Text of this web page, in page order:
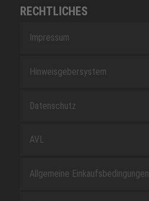
RECHTLICHES
Impressum
Hinweisgebersystem
Datenschutz
AVL
Allgemeine Einkaufsbedingungen